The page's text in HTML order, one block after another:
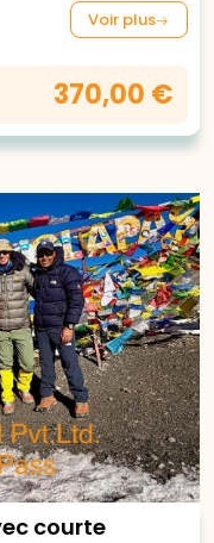
Voir plus
370,00 €
courte